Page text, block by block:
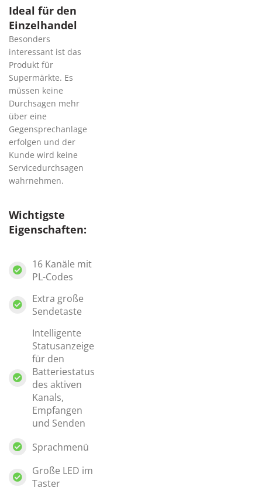
Ideal für den
Einzelhandel
Besonders
interessant ist das
Produkt für
Supermärkte. Es
müssen keine
Durchsagen mehr
über eine
Gegensprechanlage
erfolgen und der
Kunde wird keine
Servicedurchsagen
wahrnehmen.
Wichtigste
Eigenschaften:
16 Kanäle mit
PL-Codes
Extra große
Sendetaste
Intelligente
Statusanzeige
für den
Batteriestatus
des aktiven
Kanals,
Empfangen
und Senden
Sprachmenü
Große LED im
Taster